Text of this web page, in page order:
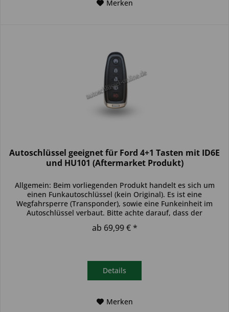
Merken
Autoschlüssel geeignet für Ford 4+1 Tasten mit ID6E
und HU101 (Aftermarket Produkt)
Allgemein: Beim vorliegenden Produkt handelt es sich um
einen Funkautoschlüssel (kein Original). Es ist eine
Wegfahrsperre (Transponder), sowie eine Funkeinheit im
Autoschlüssel verbaut. Bitte achte darauf, dass der
Autoschlüssel deinem...
ab 69,99 € *
Details
Merken